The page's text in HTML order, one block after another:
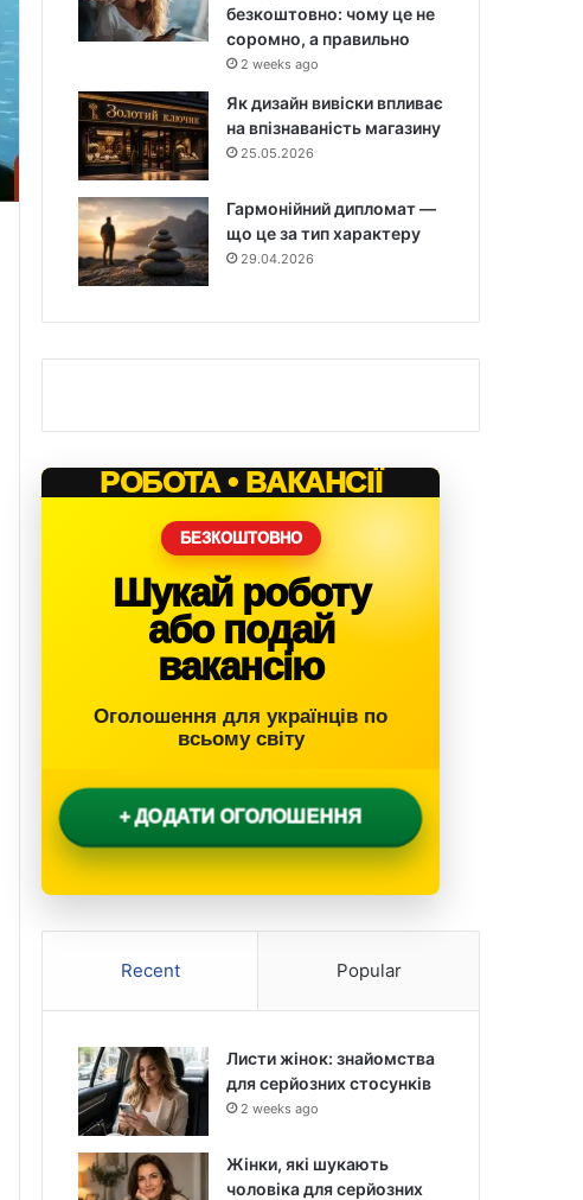
безкоштовно: чому це не
соромно, а правильно
2 weeks ago
Як дизайн вивіски впливає
на впізнаваність магазину
25.05.2026
Гармонійний дипломат —
що це за тип характеру
29.04.2026
РОБОТА • ВАКАНСІЇ
БЕЗКОШТОВНО
Шукай роботу
або подай
вакансію
Оголошення для українців по
всьому світу
+ ДОДАТИ ОГОЛОШЕННЯ
Recent Popular
Листи жінок: знайомства
для серйозних стосунків
2 weeks ago
Жінки, які шукають
чоловіка для серйозних